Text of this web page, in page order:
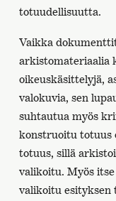
totuudellisuutta.
Vaikka
arkistomateriaalia
oikeuskäsittelyjä,
valokuvia, sen
suhtautua myös
konstruoitu totuus
totuus, sillä
valikoitu. Myös
valikoitu esityksen